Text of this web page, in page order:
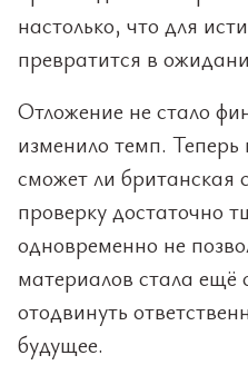
настолько, что для
превратится в
Отложение не стало
изменило темп.
сможет ли британская
проверку достаточно
одновременно не
материалов стала ещё
отодвинуть
будущее.